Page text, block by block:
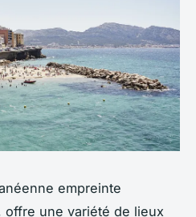
empreinte
une variété de lieux